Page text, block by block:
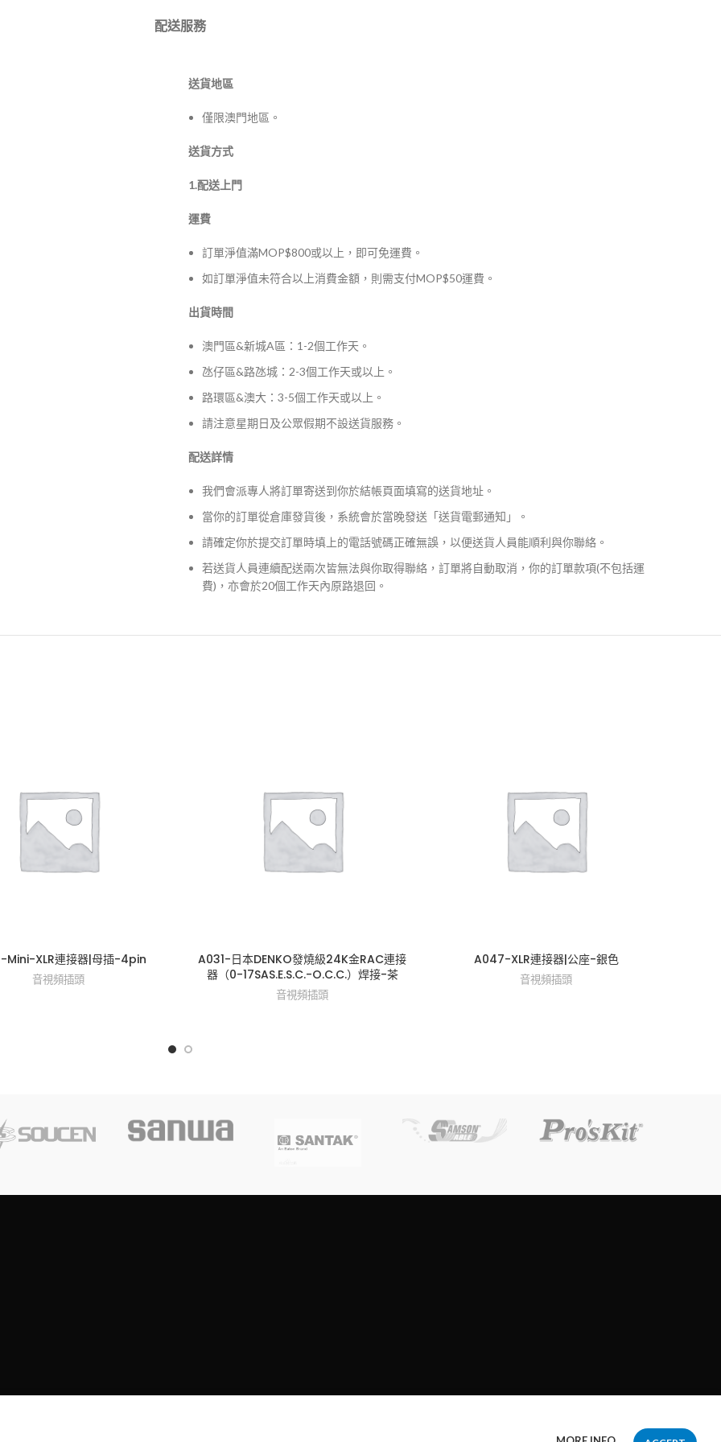
配送服務
送貨地區
僅限澳門地區。
送貨方式
1.配送上門
運費
訂單淨值滿MOP$800或以上，即可免運費。
如訂單淨值未符合以上消費金額，則需支付MOP$50運費。
出貨時間
澳門區&新城A區：1-2個工作天。
氹仔區&路氹城：2-3個工作天或以上。
路環區&澳大：3-5個工作天或以上。
請注意星期日及公眾假期不設送貨服務。
配送詳情
我們會派專人將訂單寄送到你於結帳頁面填寫的送貨地址。
當你的訂單從倉庫發貨後，系統會於當晚發送「送貨電郵通知」。
請確定你於提交訂單時填上的電話號碼正確無誤，以便送貨人員能順利與你聯絡。
若送貨人員連續配送兩次皆無法與你取得聯絡，訂單將自動取消，你的訂單款項(不包括運
費)，亦會於20個工作天內原路退回。
Mini-XLR連接器|母插-4pin
音視頻插頭
A031-日本DENKO發燒級24K金RAC連接
器（0-17SAS.E.S.C.-O.C.C.）焊接-茶
音視頻插頭
A047-XLR連接器|公座-銀色
音視頻插頭